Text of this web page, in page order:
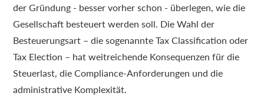
der Gründung - besser vorher schon - überlegen, wie die
Gesellschaft besteuert werden soll. Die Wahl der
Besteuerungsart – die sogenannte Tax Classification oder
Tax Election – hat weitreichende Konsequenzen für die
Steuerlast, die Compliance-Anforderungen und die
administrative Komplexität.